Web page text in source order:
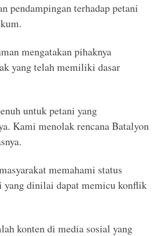
pendampingan terhadap petani
mengatakan pihaknya
yang telah memiliki dasar
untuk petani yang
Kami menolak rencana Batalyon
memahami status
yang dinilai dapat memicu konflik
konten di media sosial yang